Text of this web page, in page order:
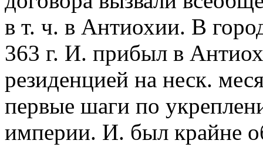
в т. ч. в Антиохии. В
363 г. И. прибыл в
резиденцией на неск.
первые шаги по
империи. И. был крайне